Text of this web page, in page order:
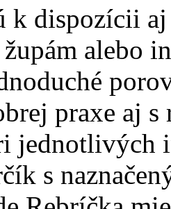
k dispozícii
alebo
praxe aj
jednotlivých
s